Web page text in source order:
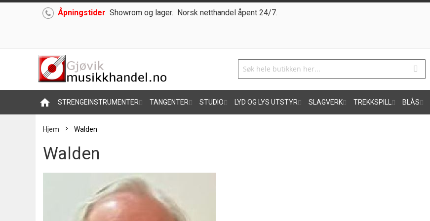
Hoppe Åpningstider Showrom og lager. Norsk netthandel åpent 24/7.
home STRENGEINSTRUMENTER TANGENTER STUDIO LYD OG LYS UTSTYR SLAGVERK TREKKSPILL BLÅS
Hjem Walden
Walden